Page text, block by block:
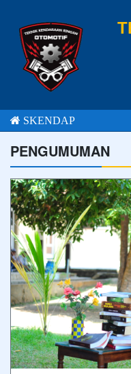
SKENDAP
PENGUMUMAN